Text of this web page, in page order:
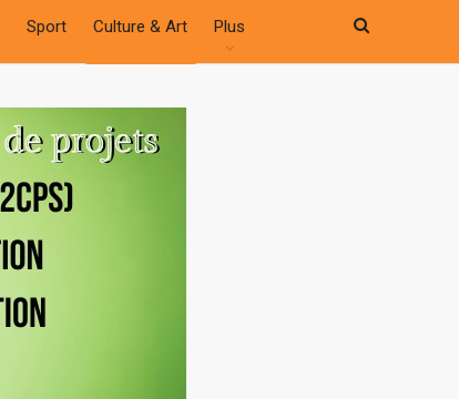
Sport Culture & Art Plus